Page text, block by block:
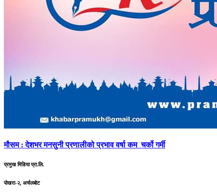
मौसम: देशभर मनसुनी प्रणालीको प्रभाव वर्षा कम चर्को गर्मी
प्रमुख मिडिया प्रा.लि.
पोखरा-२, अर्चलबोट